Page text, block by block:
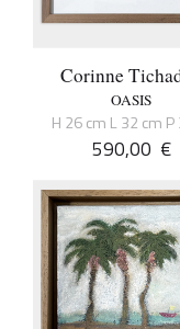
Corinne
OASIS
H 26 cm L 32 cm P
590,00 €